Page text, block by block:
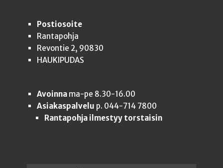
Postiosoite
Rantapohja
Revontie 2, 90830
HAUKIPUDAS
Avoinnama-pe 8.30-16.00
Asiakaspalvelu p. 044-714 7800
Rantapohja ilmestyy torstaisin